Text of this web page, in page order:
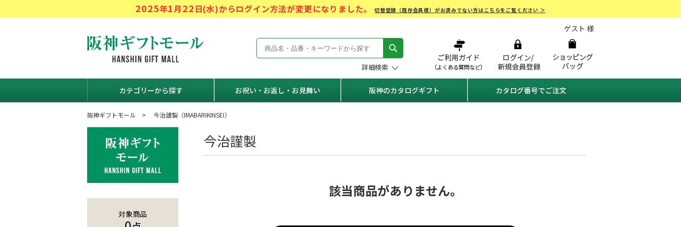
2025年1月22日(水)からログイン方法が変更になりました。切替登録（既存会員様）がお済みでない方はこちらをご覧ください ＞
阪神ギフトモール Hanshin Gift Mall
詳細検索
ゲスト 様
カテゴリーから探す お祝い・お返し・お見舞い 阪神のカタログギフト カタログ番号でご注文
阪神ギフトモール 今治謹製（IMABARIKINSEI）
今治謹製
該当商品がありません。
対象商品